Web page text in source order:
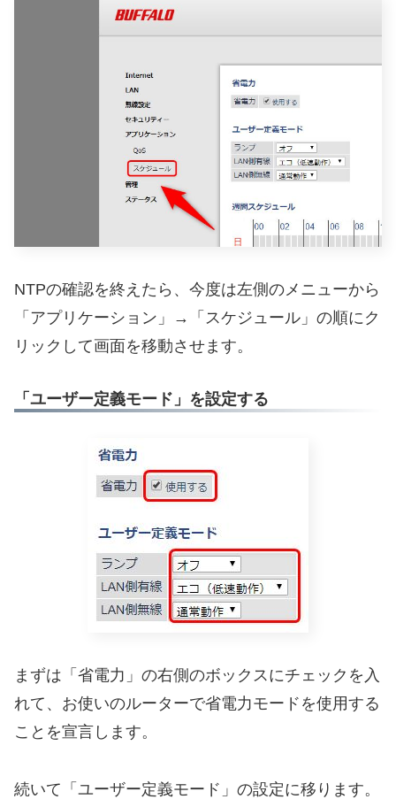
NTPの確認を終えたら、今度は左側のメニューから
「アプリケーション」→「スケジュール」の順にク
リックして画面を移動させます。
「ユーザー定義モード」を設定する
まずは「省電力」の右側のボックスにチェックを入
れて、お使いのルーターで省電力モードを使用する
ことを宣言します。
続いて「ユーザー定義モード」の設定に移ります。